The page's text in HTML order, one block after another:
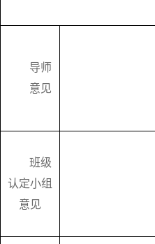
导师
意见
班级
认定小组
意见